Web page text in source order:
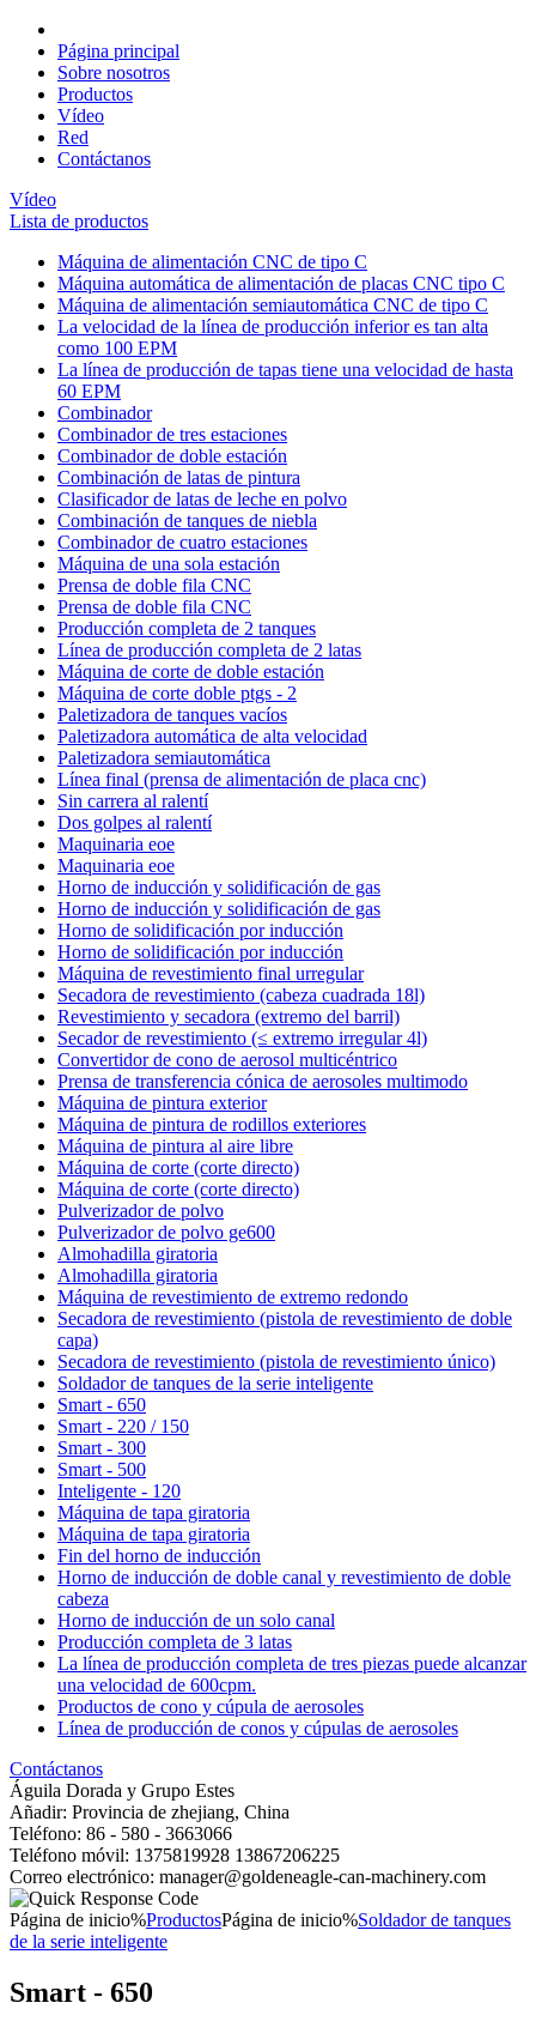
Página principal
Sobre nosotros
Productos
Vídeo
Red
Contáctanos
Vídeo
Lista de productos
Máquina de alimentación CNC de tipo C
Máquina automática de alimentación de placas CNC tipo C
Máquina de alimentación semiautomática CNC de tipo C
La velocidad de la línea de producción inferior es tan alta
como 100 EPM
La línea de producción de tapas tiene una velocidad de hasta
60 EPM
Combinador
Combinador de tres estaciones
Combinador de doble estación
Combinación de latas de pintura
Clasificador de latas de leche en polvo
Combinación de tanques de niebla
Combinador de cuatro estaciones
Máquina de una sola estación
Prensa de doble fila CNC
Prensa de doble fila CNC
Producción completa de 2 tanques
Línea de producción completa de 2 latas
Máquina de corte de doble estación
Máquina de corte doble ptgs - 2
Paletizadora de tanques vacíos
Paletizadora automática de alta velocidad
Paletizadora semiautomática
Línea final (prensa de alimentación de placa cnc)
Sin carrera al ralentí
Dos golpes al ralentí
Maquinaria eoe
Maquinaria eoe
Horno de inducción y solidificación de gas
Horno de inducción y solidificación de gas
Horno de solidificación por inducción
Horno de solidificación por inducción
Máquina de revestimiento final urregular
Secadora de revestimiento (cabeza cuadrada 18l)
Revestimiento y secadora (extremo del barril)
Secador de revestimiento (≤ extremo irregular 4l)
Convertidor de cono de aerosol multicéntrico
Prensa de transferencia cónica de aerosoles multimodo
Máquina de pintura exterior
Máquina de pintura de rodillos exteriores
Máquina de pintura al aire libre
Máquina de corte (corte directo)
Máquina de corte (corte directo)
Pulverizador de polvo
Pulverizador de polvo ge600
Almohadilla giratoria
Almohadilla giratoria
Máquina de revestimiento de extremo redondo
Secadora de revestimiento (pistola de revestimiento de doble
capa)
Secadora de revestimiento (pistola de revestimiento único)
Soldador de tanques de la serie inteligente
Smart - 650
Smart - 220 / 150
Smart - 300
Smart - 500
Inteligente - 120
Máquina de tapa giratoria
Máquina de tapa giratoria
Fin del horno de inducción
Horno de inducción de doble canal y revestimiento de doble
cabeza
Horno de inducción de un solo canal
Producción completa de 3 latas
La línea de producción completa de tres piezas puede alcanzar
una velocidad de 600cpm.
Productos de cono y cúpula de aerosoles
Línea de producción de conos y cúpulas de aerosoles
Contáctanos
Águila Dorada y Grupo Estes
Añadir: Provincia de zhejiang, China
Teléfono: 86 - 580 - 3663066
Teléfono móvil: 1375819928 13867206225
Correo electrónico: manager@goldeneagle-can-machinery.com
Página de inicio%ProductosPágina de inicio%Soldador de tanques
de la serie inteligente
Smart - 650